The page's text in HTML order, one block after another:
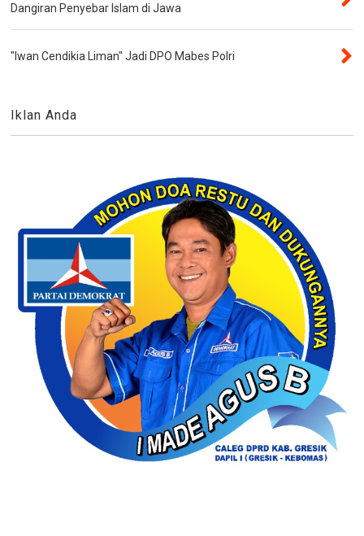
Dangiran Penyebar Islam di Jawa
"Iwan Cendikia Liman" Jadi DPO Mabes Polri
Iklan Anda